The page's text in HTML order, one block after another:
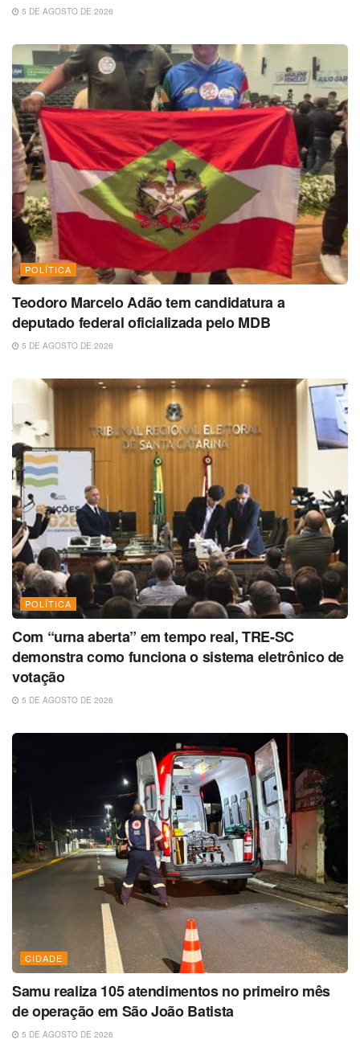
5 DE AGOSTO DE 2026
POLÍTICA
Teodoro Marcelo Adão tem candidatura a
deputado federal oficializada pelo MDB
5 DE AGOSTO DE 2026
POLÍTICA
Com “urna aberta” em tempo real, TRE-SC
demonstra como funciona o sistema eletrônico de
votação
5 DE AGOSTO DE 2026
CIDADE
Samu realiza 105 atendimentos no primeiro mês
de operação em São João Batista
5 DE AGOSTO DE 2026